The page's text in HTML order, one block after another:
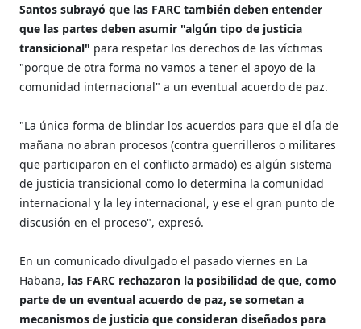
Santos subrayó que las FARC también deben entender
que las partes deben asumir "algún tipo de justicia
transicional" para respetar los derechos de las víctimas
"porque de otra forma no vamos a tener el apoyo de la
comunidad internacional" a un eventual acuerdo de paz.
"La única forma de blindar los acuerdos para que el día de
mañana no abran procesos (contra guerrilleros o militares
que participaron en el conflicto armado) es algún sistema
de justicia transicional como lo determina la comunidad
internacional y la ley internacional, y ese el gran punto de
discusión en el proceso", expresó.
En un comunicado divulgado el pasado viernes en La
Habana, las FARC rechazaron la posibilidad de que, como
parte de un eventual acuerdo de paz, se sometan a
mecanismos de justicia que consideran diseñados para